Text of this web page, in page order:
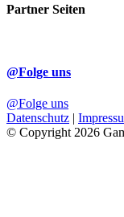
Partner Seiten
@Folge uns
@Folge uns
Datenschutz |
© Copyright 2026